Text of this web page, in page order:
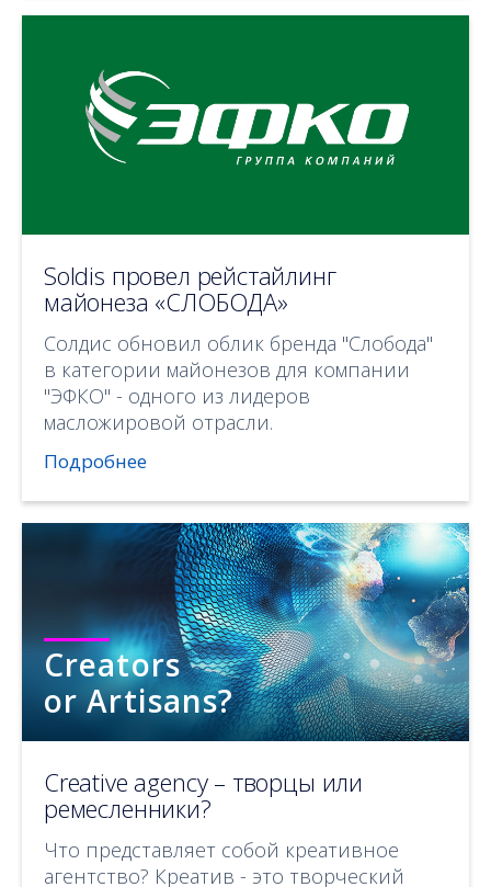
Soldis провел рейстайлинг
майонеза «СЛОБОДА»
Солдис обновил облик бренда "Слобода"
в категории майонезов для компании
"ЭФКО" - одного из лидеров
масложировой отрасли.
Подробнее
Creators
or Artisans?
Creative agency – творцы или
ремесленники?
Что представляет собой креативное
агентство? Креатив - это творческий